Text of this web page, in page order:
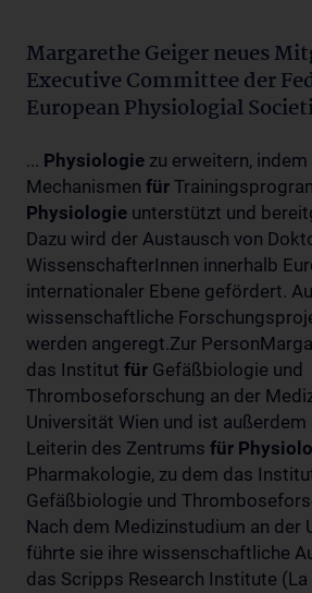
Margarethe Geiger neues
Executive Committee der
European Physiologial
... Physiologie zu erweitern,
Mechanismen für
Physiologie unterstützt und
Dazu wird der Austausch von
WissenschafterInnen innerhalb
internationaler Ebene gefördert.
wissenschaftliche
werden angeregt.Zur
das Institut für Gefäßbiologie und
Thromboseforschung an der
Universität Wien und ist
Leiterin des Zentrums für
Pharmakologie, zu dem das
Gefäßbiologie und
Nach dem Medizinstudium an der
führte sie ihre wissenschaftliche
das Scripps Research Institute (La